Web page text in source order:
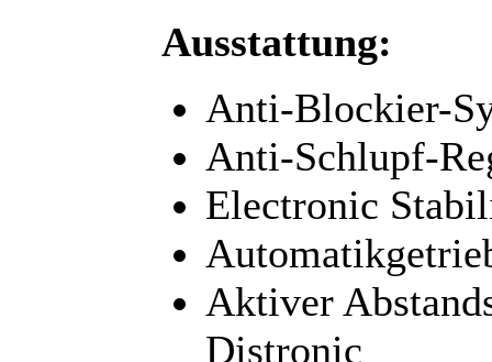
Ausstattung:
Anti-Blockier-
Anti-Schlupf-
Electronic
Aktiver
Distronic